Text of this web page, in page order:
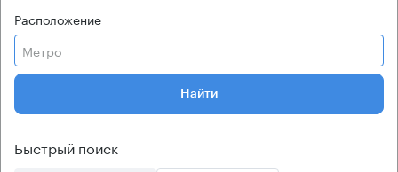
Расположение
Метро
Найти
Быстрый поиск